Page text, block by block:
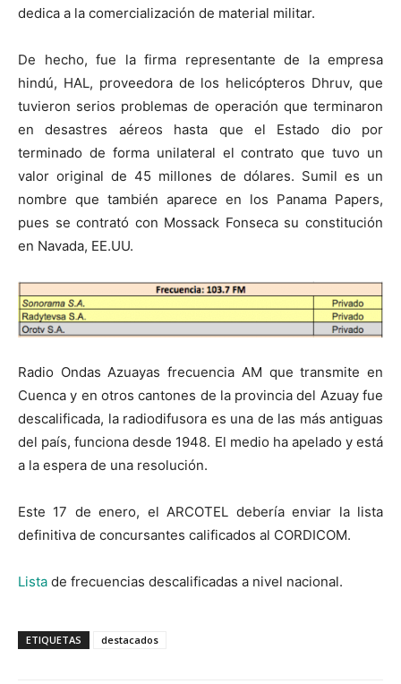
dedica a la comercialización de material militar.
De hecho, fue la firma representante de la empresa
hindú, HAL, proveedora de los helicópteros Dhruv, que
tuvieron serios problemas de operación que terminaron
en desastres aéreos hasta que el Estado dio por
terminado de forma unilateral el contrato que tuvo un
valor original de 45 millones de dólares. Sumil es un
nombre que también aparece en los Panama Papers,
pues se contrató con Mossack Fonseca su constitución
en Navada, EE.UU.
Radio Ondas Azuayas frecuencia AM que transmite en
Cuenca y en otros cantones de la provincia del Azuay fue
descalificada, la radiodifusora es una de las más antiguas
del país, funciona desde 1948. El medio ha apelado y está
a la espera de una resolución.
Este 17 de enero, el ARCOTEL debería enviar la lista
definitiva de concursantes calificados al CORDICOM.
Lista de frecuencias descalificadas a nivel nacional.
ETIQUETAS destacados